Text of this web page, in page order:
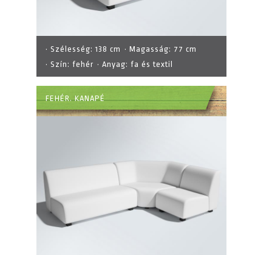
· Szélesség:138 cm · Magasság: 77 cm
· Szín: fehér · Anyag: fa és textil
FEHÉR. KANAPÉ